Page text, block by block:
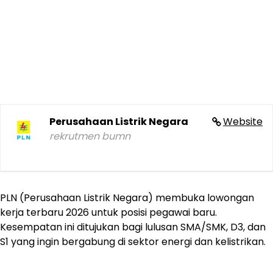
Website
Perusahaan Listrik Negara
rekrutmen bumn
PLN (Perusahaan Listrik Negara) membuka lowongan
kerja terbaru 2026 untuk posisi pegawai baru.
Kesempatan ini ditujukan bagi lulusan SMA/SMK, D3, dan
S1 yang ingin bergabung di sektor energi dan kelistrikan.